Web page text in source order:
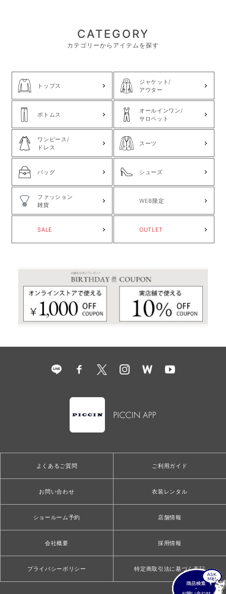
CATEGORY
カテゴリーからアイテムを探す
トップス
ジャケット/
アウター
ボトムス
オールインワン/
サロペット
ワンピース/
ドレス
スーツ
バッグ シューズ
ファッション
雑貨
WEB限定
SALE OUTLET
よくあるご質問 ご利用ガイド
お問い合わせ 衣装レンタル
ショールーム予約 店舗情報
会社概要 採用情報
プライバシーポリシー 特定商取引法に基づく表記